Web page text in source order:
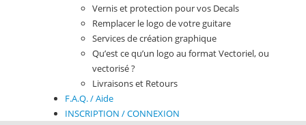
Vernis et protection pour vos Decals
Remplacer le logo de votre guitare
Services de création graphique
Qu’est ce qu’un logo au format Vectoriel, ou
vectorisé ?
Livraisons et Retours
F.A.Q. / Aide
INSCRIPTION / CONNEXION